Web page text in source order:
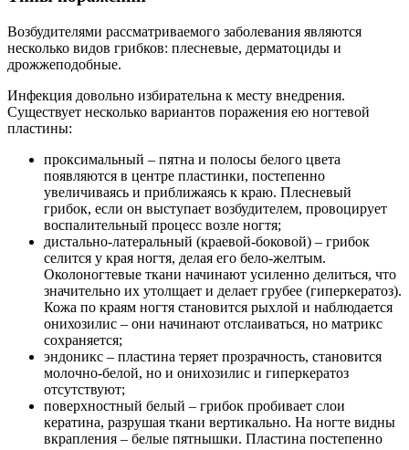
Возбудителями рассматриваемого заболевания являются
несколько видов грибков: плесневые, дерматоциды и
дрожжеподобные.
Инфекция довольно избирательна к месту внедрения.
Существует несколько вариантов поражения ею ногтевой
пластины:
проксимальный – пятна и полосы белого цвета
появляются в центре пластинки, постепенно
увеличиваясь и приближаясь к краю. Плесневый
грибок, если он выступает возбудителем, провоцирует
воспалительный процесс возле ногтя;
дистально-латеральный (краевой-боковой) – грибок
селится у края ногтя, делая его бело-желтым.
Околоногтевые ткани начинают усиленно делиться, что
значительно их утолщает и делает грубее (гиперкератоз).
Кожа по краям ногтя становится рыхлой и наблюдается
онихозилис – они начинают отслаиваться, но матрикс
сохраняется;
эндоникс – пластина теряет прозрачность, становится
молочно-белой, но и онихозилис и гиперкератоз
отсутствуют;
поверхностный белый – грибок пробивает слои
кератина, разрушая ткани вертикально. На ногте видны
вкрапления – белые пятнышки. Пластина постепенно